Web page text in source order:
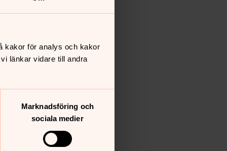
kakor för analys och kakor
länkar vidare till andra
Marknadsföring och
sociala medier